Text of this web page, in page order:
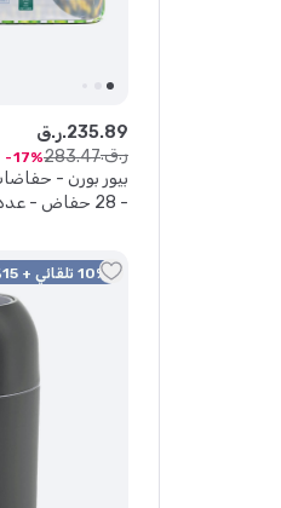
ر.ق.235.89
ر.ق.
283.47
17
10% تلقائي + 15% كود